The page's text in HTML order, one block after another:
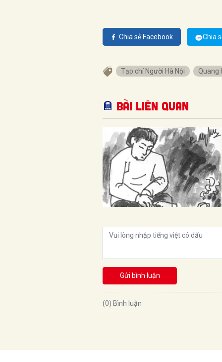
Chia sẻ Facebook Chia
Tạp chí Người Hà Nội Quang
Bài liên quan
Gửi bình luận
(0) Bình luận